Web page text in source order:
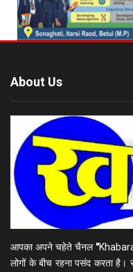
About Us
आपका अपने चहेते चैनल "
लोगों के बीच रहना पसंद करता है।